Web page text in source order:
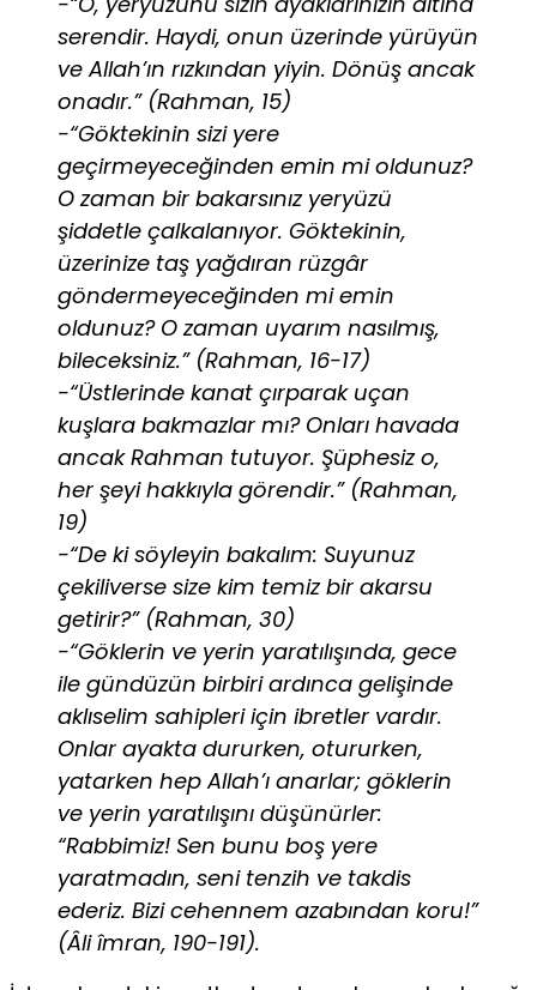
serendir. Haydi, onun üzerinde yürüyün
ve Allah’ın rızkından yiyin. Dönüş ancak
onadır.” (Rahman, 15)
-“Göktekinin sizi yere
geçirmeyeceğinden emin mi oldunuz?
O zaman bir bakarsınız yeryüzü
şiddetle çalkalanıyor. Göktekinin,
üzerinize taş yağdıran rüzgâr
göndermeyeceğinden mi emin
oldunuz? O zaman uyarım nasılmış,
bileceksiniz.” (Rahman, 16-17)
-“Üstlerinde kanat çırparak uçan
kuşlara bakmazlar mı? Onları havada
ancak Rahman tutuyor. Şüphesiz o,
her şeyi hakkıyla görendir.” (Rahman,
19)
-“De ki söyleyin bakalım: Suyunuz
çekiliverse size kim temiz bir akarsu
getirir?” (Rahman, 30)
-“Göklerin ve yerin yaratılışında, gece
ile gündüzün birbiri ardınca gelişinde
aklıselim sahipleri için ibretler vardır.
Onlar ayakta dururken, otururken,
yatarken hep Allah’ı anarlar; göklerin
ve yerin yaratılışını düşünürler:
“Rabbimiz! Sen bunu boş yere
yaratmadın, seni tenzih ve takdis
ederiz. Bizi cehennem azabından koru!”
(Âli îmran, 190-191).